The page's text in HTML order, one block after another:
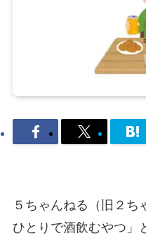
５ちゃんねる（旧２ち
ひとりで酒飲むやつ」